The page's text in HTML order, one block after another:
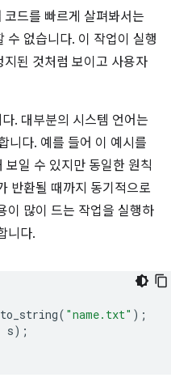
드를 빠르게 살펴봐서는
수 없습니다. 이 작업이 실행
된 것처럼 보이고 사용자
. 대부분의 시스템 언어는
니다. 예를 들어 이 예시를
일 수 있지만 동일한 원칙
반환될 때까지 동기적으로
이 많이 드는 작업을 실행하
니다.
( "name.txt" );
s);